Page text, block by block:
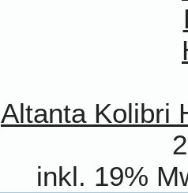
Altanta Kolibri
inkl. 19%